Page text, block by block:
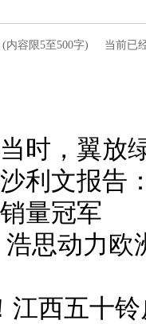
(内容限5至500字) 当前已
时，翼放
利文报告
量冠军
思动力
江西五十